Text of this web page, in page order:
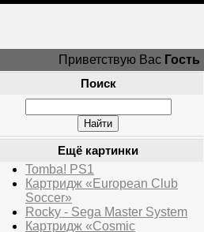
Приветствую Вас Гость
Поиск
Ещё картинки
Tomba! PS1
Картридж «European Club
Soccer»
Rocky - Sega Master System
Картридж «Cosmic